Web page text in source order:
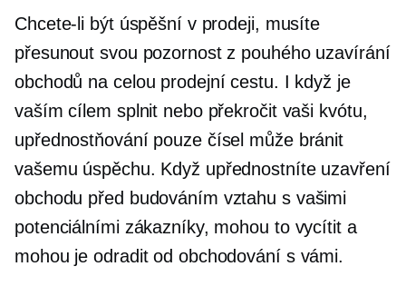
Chcete-li být úspěšní v prodeji, musíte
přesunout svou pozornost z pouhého uzavírání
obchodů na celou prodejní cestu. I když je
vaším cílem splnit nebo překročit vaši kvótu,
upřednostňování pouze čísel může bránit
vašemu úspěchu. Když upřednostníte uzavření
obchodu před budováním vztahu s vašimi
potenciálními zákazníky, mohou to vycítit a
mohou je odradit od obchodování s vámi.